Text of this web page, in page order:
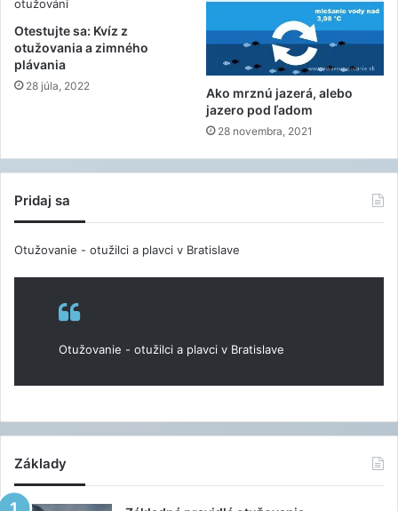
Otestujte sa: Kvíz z
otužovania a zimného
plávania
28 júla, 2022
Ako mrznú jazerá, alebo
jazero pod ľadom
28 novembra, 2021
Pridaj sa
Otužovanie - otužilci a plavci v Bratislave
Otužovanie - otužilci a plavci v Bratislave
Základy